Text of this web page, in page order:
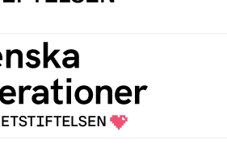
federationer
i en sektors- eller
federation